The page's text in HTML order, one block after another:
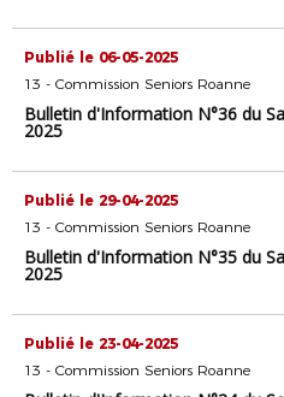
Publié le 06-05-2025
13 - Commission Seniors Roanne
Bulletin d'Information N°36 du
2025
Publié le 29-04-2025
13 - Commission Seniors Roanne
Bulletin d'Information N°35 du
2025
Publié le 23-04-2025
13 - Commission Seniors Roanne